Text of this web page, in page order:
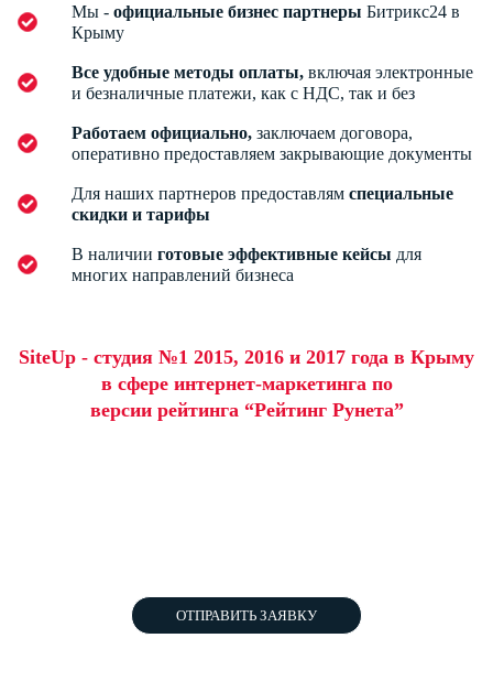
Мы - официальные бизнес партнеры Битрикс24 в
Крыму
Все удобные методы оплаты, включая электронные
и безналичные платежи, как с НДС, так и без
Работаем официально, заключаем договора,
оперативно предоставляем закрывающие документы
Для наших партнеров предоставлям специальные
скидки и тарифы
В наличии готовые эффективные кейсы для
многих направлений бизнеса
SiteUp - cтудия №1 2015, 2016 и 2017 года в Крыму
в сфере интернет-маркетинга по
версии рейтинга “Рейтинг Рунета”
ОТПРАВИТЬ ЗАЯВКУ